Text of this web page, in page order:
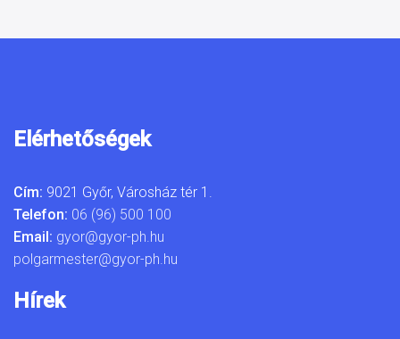
Elérhetőségek
Cím: 9021 Győr, Városház tér 1.
Telefon: 06 (96) 500 100
Email: gyor@gyor-ph.hu
polgarmester@gyor-ph.hu
Hírek